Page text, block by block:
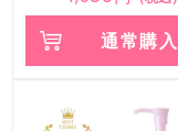
通常購入